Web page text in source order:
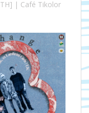
| Café Tikolor